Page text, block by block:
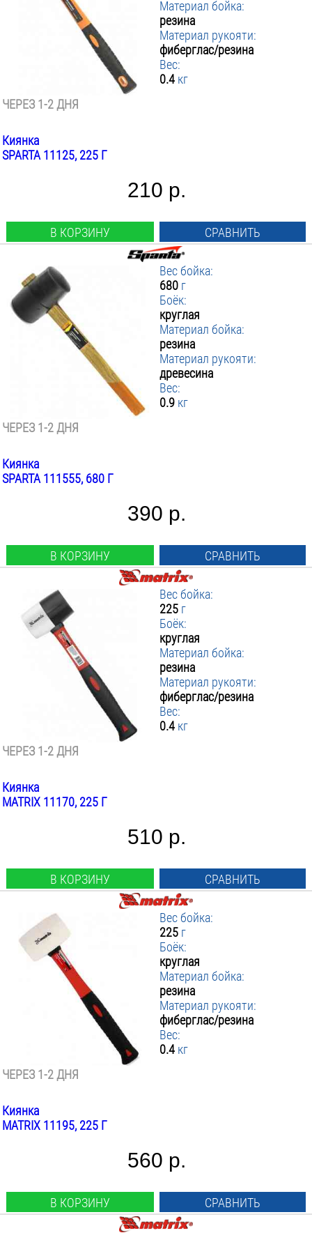
Материал бойка:
резина
Материал рукояти:
фиберглас/резина
Вес:
0.4 кг
ЧЕРЕЗ 1-2 ДНЯ
Киянка
SPARTA 11125, 225 Г
210 р.
В КОРЗИНУ СРАВНИТЬ
Вес бойка:
680 г
Боёк:
круглая
Материал бойка:
резина
Материал рукояти:
древесина
Вес:
0.9 кг
ЧЕРЕЗ 1-2 ДНЯ
Киянка
SPARTA 111555, 680 Г
390 р.
В КОРЗИНУ СРАВНИТЬ
Вес бойка:
225 г
Боёк:
круглая
Материал бойка:
резина
Материал рукояти:
фиберглас/резина
Вес:
0.4 кг
ЧЕРЕЗ 1-2 ДНЯ
Киянка
MATRIX 11170, 225 Г
510 р.
В КОРЗИНУ СРАВНИТЬ
Вес бойка:
225 г
Боёк:
круглая
Материал бойка:
резина
Материал рукояти:
фиберглас/резина
Вес:
0.4 кг
ЧЕРЕЗ 1-2 ДНЯ
Киянка
MATRIX 11195, 225 Г
560 р.
В КОРЗИНУ СРАВНИТЬ